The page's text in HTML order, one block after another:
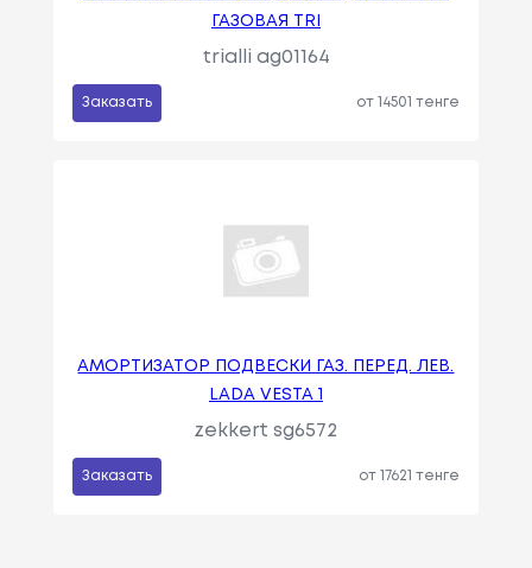
ГАЗОВАЯ TRI
trialli ag01164
Заказать от 14501 тенге
АМОРТИЗАТОР ПОДВЕСКИ ГАЗ. ПЕРЕД. ЛЕВ.
LADA VESTA 1
zekkert sg6572
Заказать от 17621 тенге